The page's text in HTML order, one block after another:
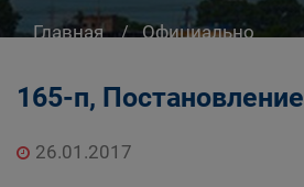
Главная
Официально
городского округа
165-п, Постановление
26.01.2017